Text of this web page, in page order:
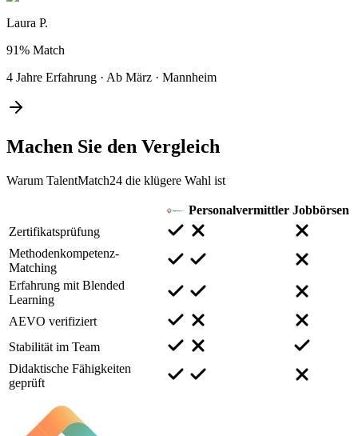
Laura P.
91% Match
4 Jahre Erfahrung · Ab März · Mannheim
Machen Sie den Vergleich
Warum TalentMatch24 die klügere Wahl ist
Personalvermittler Jobbörsen
Zertifikatsprüfung
Methodenkompetenz-
Matching
Erfahrung mit Blended
Learning
AEVO verifiziert
Stabilität im Team
Didaktische Fähigkeiten
geprüft